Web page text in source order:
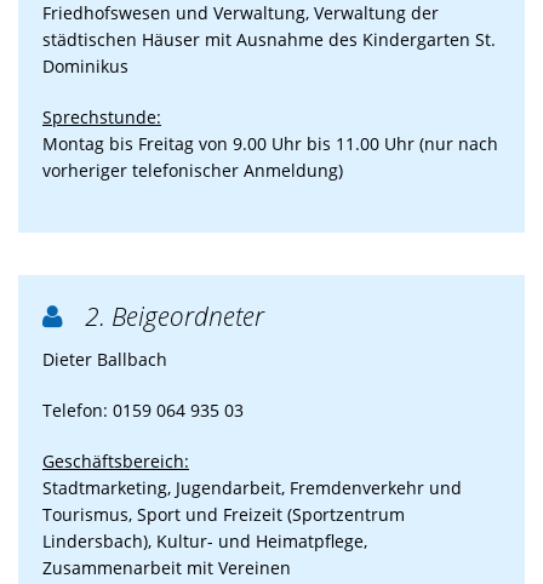
Friedhofswesen und Verwaltung, Verwaltung der
städtischen Häuser mit Ausnahme des Kindergarten St.
Dominikus
Sprechstunde:
Montag bis Freitag von 9.00 Uhr bis 11.00 Uhr (nur nach
vorheriger telefonischer Anmeldung)
 2. Beigeordneter
Dieter Ballbach
Telefon: 0159 064 935 03
Geschäftsbereich:
Stadtmarketing, Jugendarbeit, Fremdenverkehr und
Tourismus, Sport und Freizeit (Sportzentrum
Lindersbach), Kultur- und Heimatpflege,
Zusammenarbeit mit Vereinen